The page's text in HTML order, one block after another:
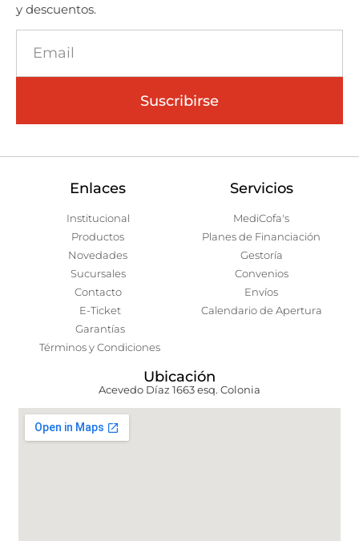
y descuentos.
Suscribirse
Enlaces
Institucional
Productos
Novedades
Sucursales
Contacto
E-Ticket
Garantías
Términos y Condiciones
Servicios
MediCofa's
Planes de Financiación
Gestoría
Convenios
Envíos
Calendario de Apertura
Ubicación
Acevedo Díaz 1663 esq. Colonia